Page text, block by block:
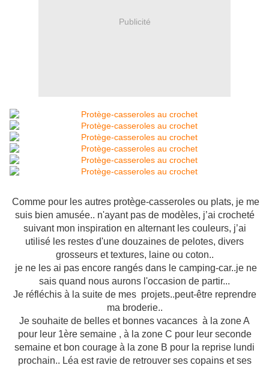
Publicité
Comme pour les autres protège-casseroles ou plats, je me
suis bien amusée.. n'ayant pas de modèles, j’ai crocheté
suivant mon inspiration en alternant les couleurs, j’ai
utilisé les restes d'une douzaines de pelotes, divers
grosseurs et textures, laine ou coton..
je ne les ai pas encore rangés dans le camping-car..je ne
sais quand nous aurons l'occasion de partir...
Je réfléchis à la suite de mes projets..peut-être reprendre
ma broderie..
Je souhaite de belles et bonnes vacances à la zone A
pour leur 1ère semaine , à la zone C pour leur seconde
semaine et bon courage à la zone B pour la reprise lundi
prochain.. Léa est ravie de retrouver ses copains et ses